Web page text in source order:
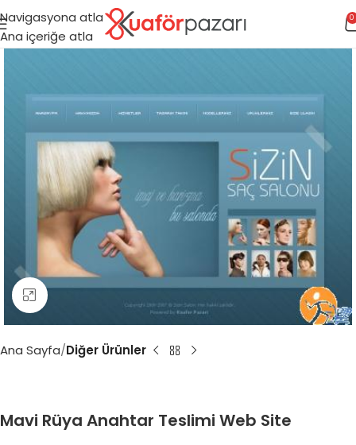
Navigasyona atla
Ana içeriğe atla
0
Büyütmek için tıklayın
Ana Sayfa Diğer Ürünler
Mavi Rüya Anahtar Teslimi Web Site